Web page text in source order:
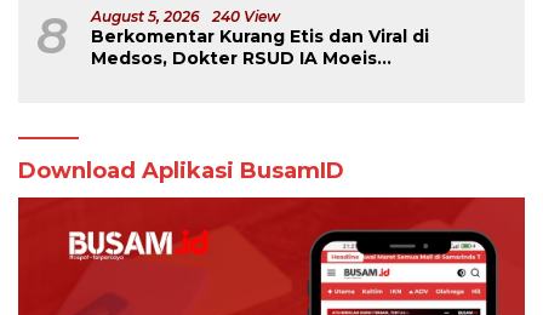
8 August 5, 2026 240 View
Berkomentar Kurang Etis dan Viral di
Medsos, Dokter RSUD IA Moeis
Download Aplikasi BusamID